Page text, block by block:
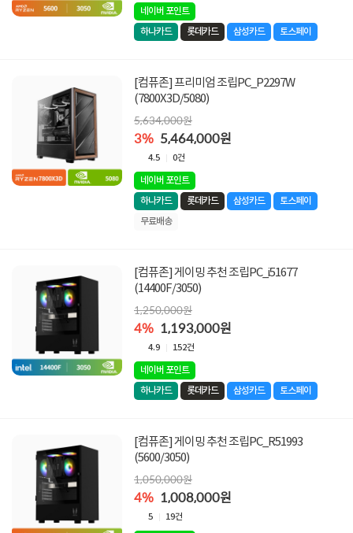
네이버 포인트
하나카드
롯데카드 삼성카드 토스페이
[컴퓨존] 프리미엄 조립PC_P2297W
(7800X3D/5080)
5,634,000원
3% 5,464,000원
4.5 0건
네이버 포인트
하나카드
롯데카드 삼성카드
토스페이
무료배송
[컴퓨존] 게이밍 추천 조립PC_i51677
(14400F/3050)
1,250,000원
4% 1,193,000원
4.9 152건
네이버 포인트
하나카드
롯데카드 삼성카드 토스페이
[컴퓨존] 게이밍 추천 조립PC_R51993
(5600/3050)
1,050,000원
4% 1,008,000원
5 19건